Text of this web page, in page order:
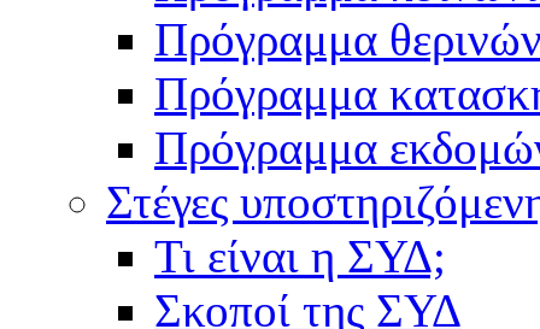
Πρόγραμμα
Πρόγραμμα
Πρόγραμμα
Στέγες
Τι είναι η ΣΥΔ;
Σκοποί της ΣΥΔ